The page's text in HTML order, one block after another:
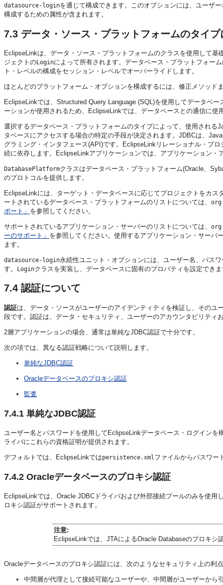
datasource-loginを通じて構成できます。このオプションには、ユーザ
構成するための属性が含まれます。
7.3 データ・ソース・プラットフォームのタイプ
EclipseLinkは、データ・ソース・プラットフォームのクラスを使用して
ジェクトのLoginによって所有されます。データベース・プラットフォー
ト・レベルの構成をセッション・レベルでオーバーライドします。
ほとんどのプラットフォーム・オプションを構成するには、修正メソッド
EclipseLinkでは、Structured Query Language (SQL)を使用してデータベ
ーションが使用されるため、EclipseLinkでは、データベースとの通信に
選択するデータベース・プラットフォームのタイプによって、使用され
タベースにアクセスする場合の特定の手段が決定されます。JDBCは、
グラミング・インタフェース(API)です。EclipseLinkリレーショナル・プ
続に依存します。EclipseLinkアプリケーションでは、アプリケーション
DatabasePlatformクラスはデータベース・プラットフォーム(Oracle、
のプロトコルを提供します。
EclipseLinkには、ターゲット・データベースに応じてプロジェクトをカ
ートされているデータベース・プラットフォームのリストについては、
ポート」 を参照してください。
サポートされているアプリケーション・サーバーのリストについては、
ーのサポート」 を参照してください。使用するアプリケーション・サーバ
ます。
datasource-login永続性ユニット・オプションには、ユーザー名、パス
す。
Loginクラスを実装し、データベースに固有のプロパティを設定でき
7.4 認証について
認証は、データ・ソースがユーザーのアイデンティティを検証し、その
段です。認証は、データ・セキュリティ、ユーザーのアカウンタビリティ
2層アプリケーションの場合、通常は単純なJDBC認証で十分です。
次の項では、異なる認証戦略について説明します。
単純なJDBC認証
Oracleデータベースのプロキシ認証
監査
7.4.1 単純なJDBC認証
ユーザー名とパスワードを使用してEclipseLinkデータベース・ログイン
ライバにこれらの資格証明が提供されます。
デフォルトでは、EclipseLinkではpersistence.xmlファイルからパスワー
7.4.2 Oracleデータベースのプロキシ認証
EclipseLinkでは、Oracle JDBCドライバおよび外部接続プールのみを使
ロキシ認証がサポートされます。
注意:
EclipseLinkでは、JTAによるOracle Databaseのプロキシ
Oracleデータベースのプロキシ認証には、次のようなセキュリティ上の利
中間層が代理として接続可能なユーザーや、中間層がユーザーか